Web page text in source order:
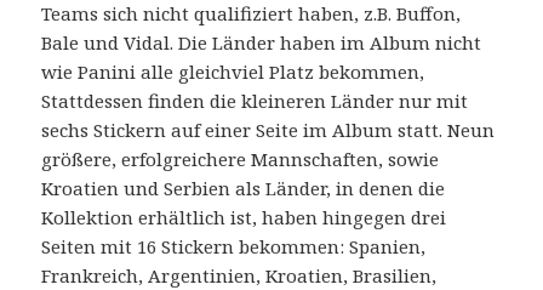
Teams sich nicht qualifiziert haben, z.B. Buffon,
Bale und Vidal. Die Länder haben im Album nicht
wie Panini alle gleichviel Platz bekommen,
Stattdessen finden die kleineren Länder nur mit
sechs Stickern auf einer Seite im Album statt. Neun
größere, erfolgreichere Mannschaften, sowie
Kroatien und Serbien als Länder, in denen die
Kollektion erhältlich ist, haben hingegen drei
Seiten mit 16 Stickern bekommen: Spanien,
Frankreich, Argentinien, Kroatien, Brasilien,